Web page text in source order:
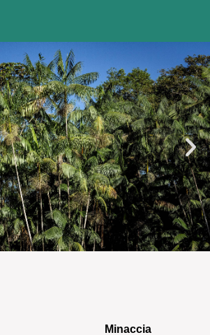
Minaccia